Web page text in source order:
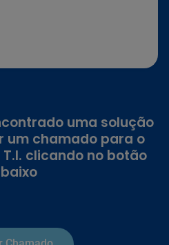
uma solução
um chamado para o
clicando no botão